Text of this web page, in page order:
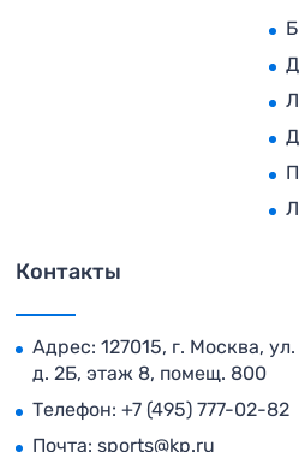
Контакты
Адрес: 127015, г. Москва,
д. 2Б, этаж 8, помещ. 800
Телефон: +7 (495) 777-02-82
Почта: sports@kp.ru